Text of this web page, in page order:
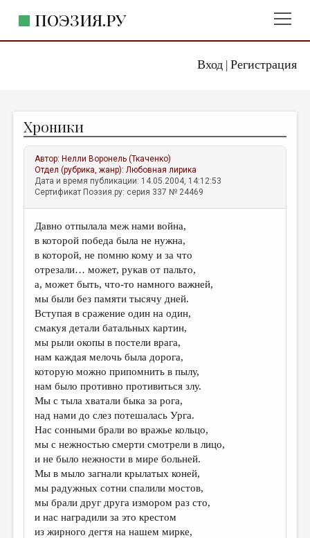
Вход| Регистрация
ПОЭЗИЯ.РУ
ЖАНРЫ
АВТОРЫ
КОММЕНТАРИИ
ЛИТСАЛОН
НОВОСТИ
ПРАВИЛА САЙТА
ОТДЕЛЫ И РУБРИКИ
ИЗБРАННОЕ
ДАЙДЖЕСТ
ПРОИЗВЕДЕНИЯ
ПЕРЕВОДЫ
КОНКУРСЫ
ДЕТСКАЯ КОМНАТА
КНИЖНАЯ ПОЛКА
ОБЗОР ЛИТЕРАТУРЫ
СТРАНИЦЫ ПАМЯТИ
ОБЪЯВЛЕНИЯ
Хроники
Автор: Нелли Воронель (Ткаченко)
Отдел (рубрика, жанр):Любовная лирика
Дата и время публикации: 14.05.2004, 14:12:53
Сертификат Поэзия.ру: серия 337 № 24469
Давно отпылала меж нами война,
в которой победа была не нужна,
в которой, не помню кому и за что
отрезали… может, рукав от пальто,
а, может быть, что-то намного важней,
мы были без памяти тысячу дней.
Вступая в сражение один на один,
смакуя детали батальных картин,
мы рыли окопы в постели врага,
нам каждая мелочь была дорога,
которую можно припомнить в пылу,
нам было противно противиться злу.
Мы с тыла хватали быка за рога,
над нами до слез потешалась Урга.
Нас сонными брали во вражье кольцо,
мы с нежностью смерти смотрели в лицо,
и не было нежности в мире больней.
Мы в мыло загнали крылатых коней,
мы радужных сотни спалили мостов,
мы брали друг друга измором раз сто,
и нас наградили за это крестом
из жирного дегтя на нашем мирке,